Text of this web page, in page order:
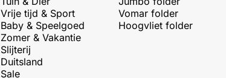
Vrije tijd & Sport
Baby & Speelgoed
Zomer & Vakantie
Slijterij
Duitsland
Sale
Vomar folder
Hoogvliet folder